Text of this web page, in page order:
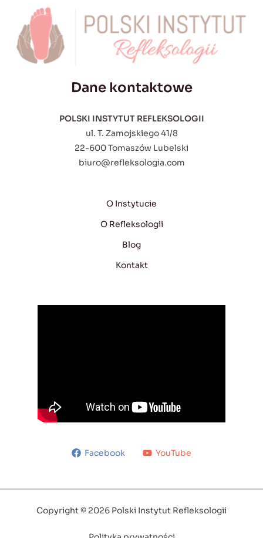
Dane kontaktowe
POLSKI INSTYTUT REFLEKSOLOGII
ul. T. Zamojskiego 41/8
22-600 Tomaszów Lubelski
biuro@refleksologia.com
O Instytucie
O Refleksologii
Blog
Kontakt
Facebook YouTube
Copyright © 2026 Polski Instytut Refleksologii